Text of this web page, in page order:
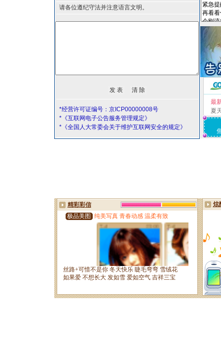
请各位遵纪守法并注意语言文明。
*经营许可证编号：京ICP00000008号
*《互联网电子公告服务管理规定》
*《全国人大常委会关于维护互联网安全的规定》
最
夏